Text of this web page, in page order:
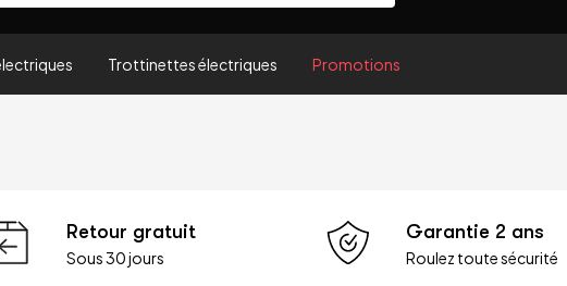
Trottinettes électriques Promotions
Retour gratuit
Sous 30 jours
Garantie 2 ans
Roulez toute sécurité